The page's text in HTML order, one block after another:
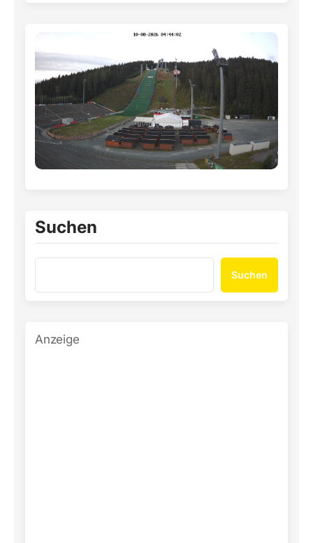
Suchen
Suchen
Anzeige